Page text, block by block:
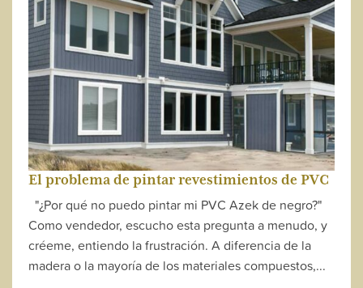
El problema de pintar revestimientos de PVC
"¿Por qué no puedo pintar mi PVC Azek de negro?"
Como vendedor, escucho esta pregunta a menudo, y
créeme, entiendo la frustración. A diferencia de la
madera o la mayoría de los materiales compuestos,...